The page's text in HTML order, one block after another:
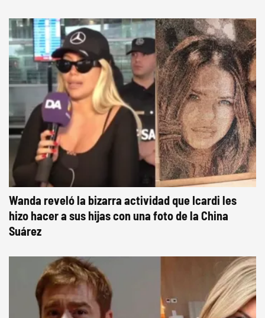
Wanda reveló la bizarra actividad que Icardi les
hizo hacer a sus hijas con una foto de la China
Suárez